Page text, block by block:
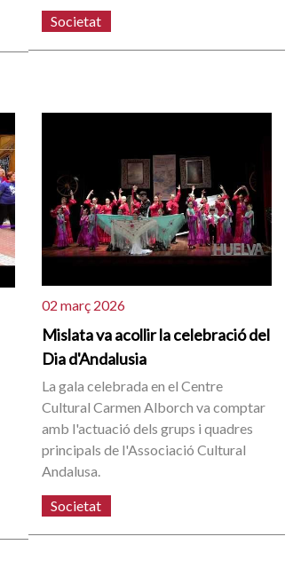
Societat
02 març 2026
Mislata va acollir la celebració del
Dia d'Andalusia
La gala celebrada en el Centre
Cultural Carmen Alborch va comptar
amb l'actuació dels grups i quadres
principals de l'Associació Cultural
Andalusa.
Societat